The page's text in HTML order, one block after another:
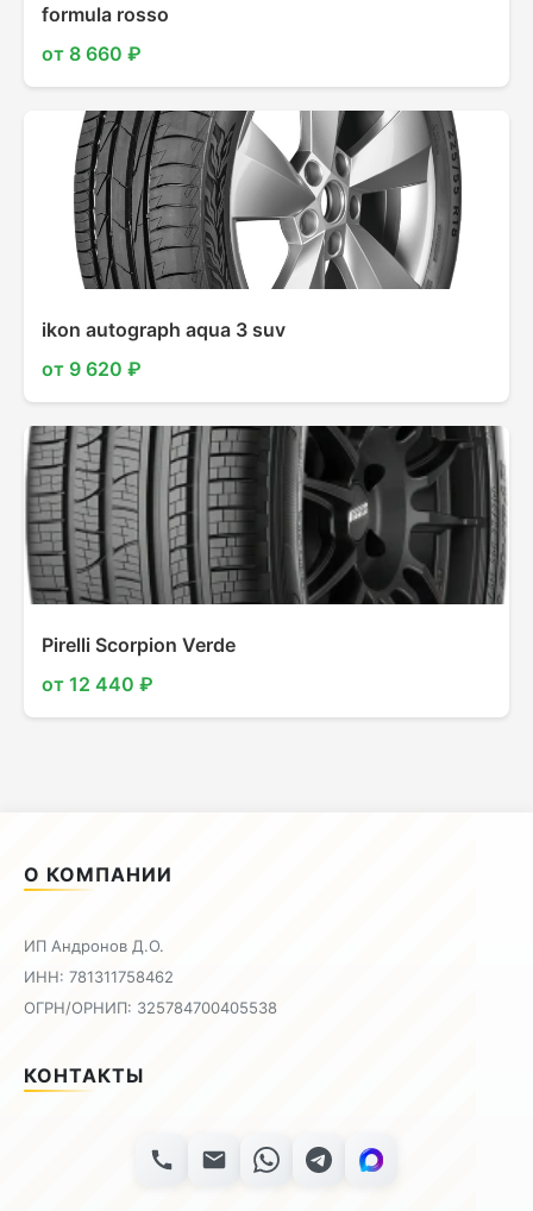
formula rosso
от 8 660 ₽
ikon autograph aqua 3 suv
от 9 620 ₽
Pirelli Scorpion Verde
от 12 440 ₽
О КОМПАНИИ
ИП Андронов Д.О.
ИНН: 781311758462
ОГРН/ОРНИП: 325784700405538
КОНТАКТЫ